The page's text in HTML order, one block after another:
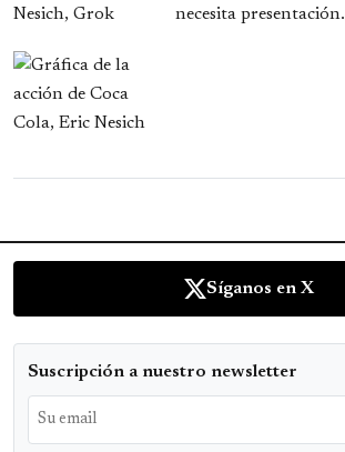
necesita presentación.
Síganos en X
Suscripción a nuestro newsletter